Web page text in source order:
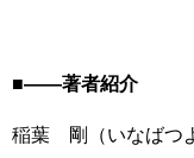
■――著者紹介
稲葉 剛（いなばつ